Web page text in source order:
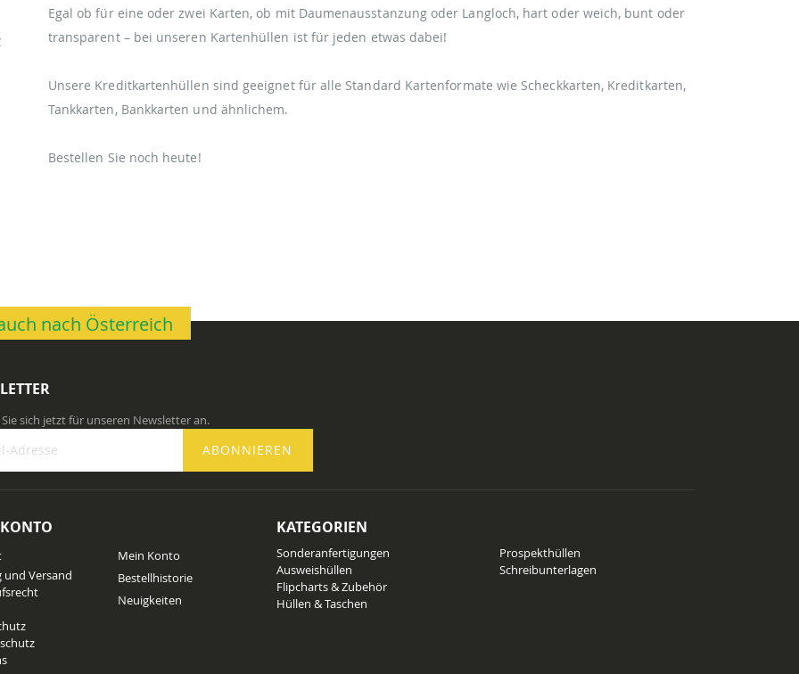
Egal ob für eine oder zwei Karten, ob mit Daumenausstanzung oder Langloch, hart oder weich, bunt oder
transparent – bei unseren Kartenhüllen ist für jeden etwas dabei!
Unsere Kreditkartenhüllen sind geeignet für alle Standard Kartenformate wie Scheckkarten, Kreditkarten,
Tankkarten, Bankkarten und ähnlichem.
Bestellen Sie noch heute!
nach Österreich
sich jetzt für unseren Newsletter an.
ABONNIEREN
und Versand
Mein Konto
Bestellhistorie
Neuigkeiten
KATEGORIEN
Sonderanfertigungen
Ausweishüllen
Flipcharts & Zubehör
Hüllen & Taschen
Prospekthüllen
Schreibunterlagen